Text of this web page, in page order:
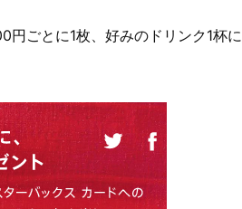
円ごとに1枚、好みのドリンク1杯に